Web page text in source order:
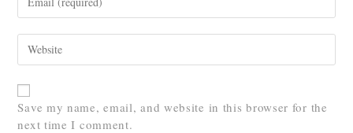
Save my name, email, and website in this browser for the
next time I comment.